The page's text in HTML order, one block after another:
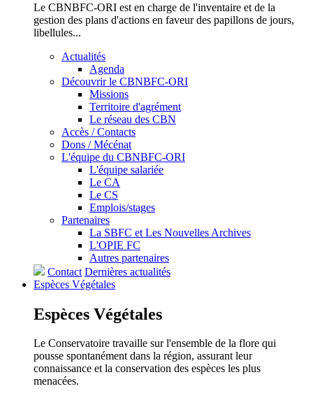
Le CBNBFC-ORI est en charge de l'inventaire et de la
gestion des plans d'actions en faveur des papillons de jours,
libellules...
Actualités
Agenda
Découvrir le CBNBFC-ORI
Missions
Territoire d'agrément
Le réseau des CBN
Accès / Contacts
Dons / Mécénat
L'équipe du CBNBFC-ORI
L'équipe salariée
Le CA
Le CS
Emplois/stages
Partenaires
La SBFC et Les Nouvelles Archives
L'OPIE FC
Autres partenaires
Contact Dernières actualités
Espèces Végétales
Espèces Végétales
Le Conservatoire travaille sur l'ensemble de la flore qui
pousse spontanément dans la région, assurant leur
connaissance et la conservation des espèces les plus
menacées.